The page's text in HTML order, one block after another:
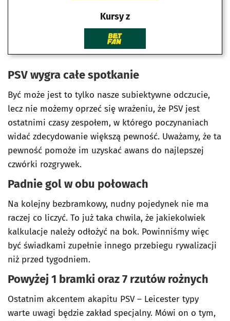
Kursy z
PSV wygra całe spotkanie
Być może jest to tylko nasze subiektywne odczucie,
lecz nie możemy oprzeć się wrażeniu, że PSV jest
ostatnimi czasy zespołem, w którego poczynaniach
widać zdecydowanie większą pewność. Uważamy, że ta
pewność pomoże im uzyskać awans do najlepszej
czwórki rozgrywek.
Padnie gol w obu połowach
Na kolejny bezbramkowy, nudny pojedynek nie ma
raczej co liczyć. To już taka chwila, że jakiekolwiek
kalkulacje należy odłożyć na bok. Powinniśmy więc
być świadkami zupełnie innego przebiegu rywalizacji
niż przed tygodniem.
Powyżej 1 bramki oraz 7 rzutów rożnych
Ostatnim akcentem akapitu PSV – Leicester typy
warte uwagi będzie zakład specjalny. Mówi on o tym,